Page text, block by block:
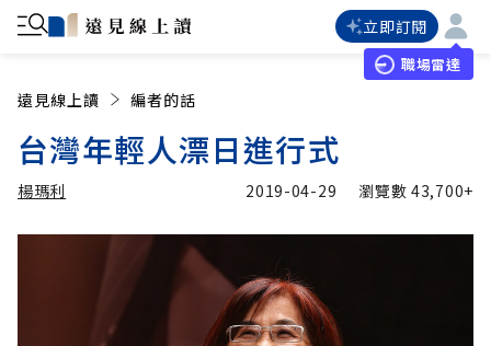
立即訂閱
職場雷達
遠見線上讀 編者的話
台灣年輕人漂日進行式
楊瑪利 2019-04-29 瀏覽數43,700+